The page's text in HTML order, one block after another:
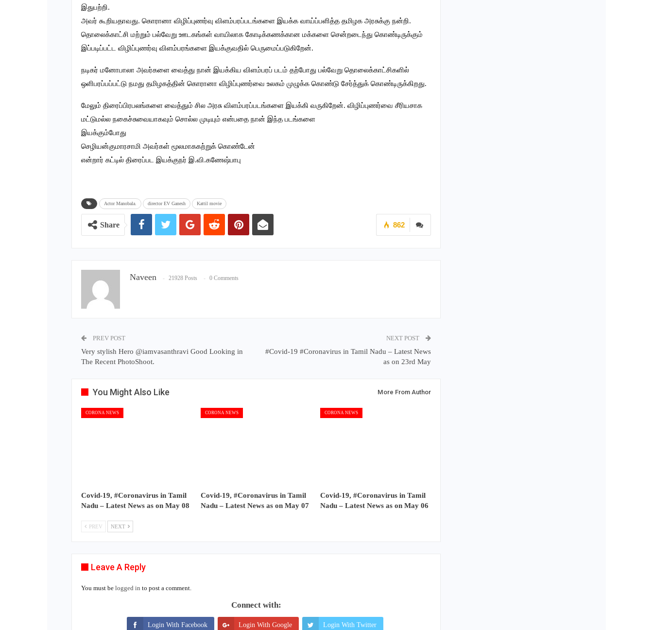
இதுபற்றி.
அவர் கூறியதாவது. கொரானா விழிப்புணர்வு விளம்பரப்படங்களை இயக்க வாய்ப்பளித்த தமிழக அரசுக்கு நன்றி.
தொலைக்காட்சி மற்றும் பல்வேறு ஊடகங்கள் வாயிலாக கோடிக்கணக்கான மக்களை சென்றடைந்து கொண்டிருக்கும்
இப்படிப்பட்ட விழிப்புணர்வு விளம்பரங்களை இயக்குவதில் பெருமைப்படுகிறேன்.
நடிகர் மனோபாலா அவர்களை வைத்து நான் இயக்கிய விளம்பரப் படம் தற்போது பல்வேறு தொலைக்காட்சிகளில்
ஒளிபரப்பப்பட்டு நமது தமிழகத்தின் கொரானா விழிப்புணர்வை உலகம் முழுக்க கொண்டு சேர்த்துக் கொண்டிருக்கிறது.
மேலும் திரைப்பிரபலங்களை வைத்தும் சில அரசு விளம்பரப்படங்களை இயக்கி வருகிறேன். விழிப்புணர்வை சீரியசாக
மட்டுமல்ல நகைச்சுவையாகவும் சொல்ல முடியும் என்பதை நான் இந்த படங்களை
இயக்கும்போது
செழியன்குமாரசாமி அவர்கள் மூலமாககற்றுக் கொண்டேன்
என்றார் கட்டில் திரைப்பட இயக்குநர் இ.வி.கணேஷ்பாபு
Actor Manobala. director EV Ganesh Kattil movie
862
Share
Naveen 21928 Posts 0 Comments
PREV POST
Very stylish Hero @iamvasanthravi Good Looking in
The Recent PhotoShoot.
NEXT POST
#Covid-19 #Coronavirus in Tamil Nadu – Latest News
as on 23rd May
You Might Also Like More From Author
CORONA NEWS
Covid-19, #Coronavirus in Tamil
Nadu – Latest News as on May 08
CORONA NEWS
Covid-19, #Coronavirus in Tamil
Nadu – Latest News as on May 07
CORONA NEWS
Covid-19, #Coronavirus in Tamil
Nadu – Latest News as on May 06
PREV NEXT
Leave A Reply
You must be logged in to post a comment.
Connect with:
Login With Facebook Login With Google Login With Twitter